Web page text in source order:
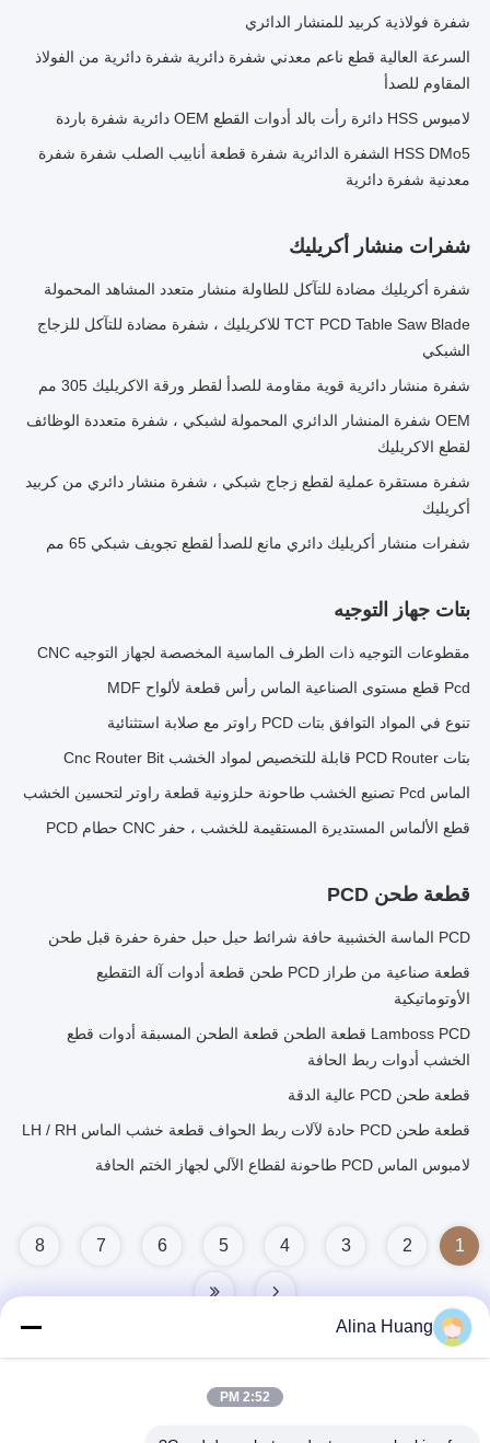
شفرة فولاذية كربيد للمنشار الدائري
السرعة العالية قطع ناعم معدني شفرة دائرية شفرة دائرية من الفولاذ
المقاوم للصدأ
لامبوس HSS دائرة رأت بالد أدوات القطع OEM دائرية شفرة باردة
HSS DMo5 الشفرة الدائرية شفرة قطعة أنابيب الصلب شفرة شفرة
معدنية شفرة دائرية
شفرات منشار أكريليك
شفرة أكريليك مضادة للتآكل للطاولة منشار متعدد المشاهد المحمولة
TCT PCD Table Saw Blade للاكريليك ، شفرة مضادة للتآكل للزجاج
الشبكي
شفرة منشار دائرية قوية مقاومة للصدأ لقطر ورقة الاكريليك 305 مم
OEM شفرة المنشار الدائري المحمولة لشبكي ، شفرة متعددة الوظائف
لقطع الاكريليك
شفرة مستقرة عملية لقطع زجاج شبكي ، شفرة منشار دائري من كربيد
أكريليك
شفرات منشار أكريليك دائري مانع للصدأ لقطع تجويف شبكي 65 مم
بتات جهاز التوجيه
مقطوعات التوجيه ذات الطرف الماسية المخصصة لجهاز التوجيه CNC
Pcd قطع مستوى الصناعية الماس رأس قطعة لألواح MDF
تنوع في المواد التوافق بتات PCD راوتر مع صلابة استثنائية
بتات PCD Router قابلة للتخصيص لمواد الخشب Cnc Router Bit
الماس Pcd تصنيع الخشب طاحونة حلزونية قطعة راوتر لتحسين الخشب
قطع الألماس المستديرة المستقيمة للخشب ، حفر CNC حطام PCD
قطعة طحن PCD
PCD الماسة الخشبية حافة شرائط حبل حبل حفرة حفرة قبل طحن
قطعة صناعية من طراز PCD طحن قطعة أدوات آلة التقطيع
الأوتوماتيكية
Lamboss PCD قطعة الطحن قطعة الطحن المسبقة أدوات قطع
الخشب أدوات ربط الحافة
قطعة طحن PCD عالية الدقة
قطعة طحن PCD حادة لآلات ربط الحواف قطعة خشب الماس LH / RH
لامبوس الماس PCD طاحونة لقطاع الآلي لجهاز الختم الحافة
1
2
3
4
5
6
7
8
Alina Huang
2:52 PM